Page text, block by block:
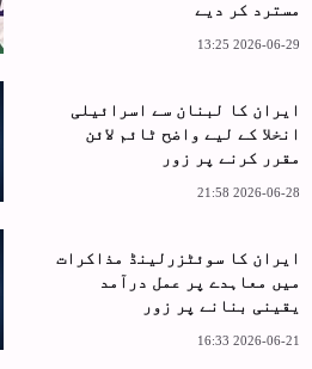
مسترد کر دیے
2026-06-29 13:25
ایران کا لبنان سے اسرائیلی
انخلا کے لیے واضح ٹائم لائن
مقرر کرنے پر زور
2026-06-28 21:58
ایران کا سوئٹزرلینڈ مذاکرات
میں معاہدے پر عمل درآمد
یقینی بنانے پر زور
2026-06-21 16:33